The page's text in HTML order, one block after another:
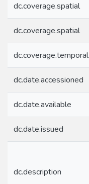
dc.coverage.spatial
dc.coverage.spatial
dc.coverage.temporal
dc.date.accessioned
dc.date.available
dc.date.issued
dc.description